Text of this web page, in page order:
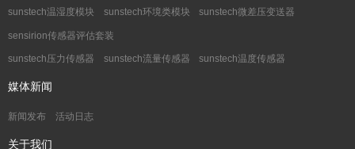
sunstech温湿度模块 sunstech环境类模块 sunstech微差压变送器
sensirion传感器评估套装
sunstech压力传感器 sunstech流量传感器 sunstech温度传感器
媒体新闻
新闻发布 活动日志
关于我们